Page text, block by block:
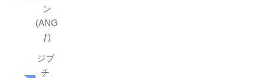
ン
(ANG
ƒ)
ジブ
チ